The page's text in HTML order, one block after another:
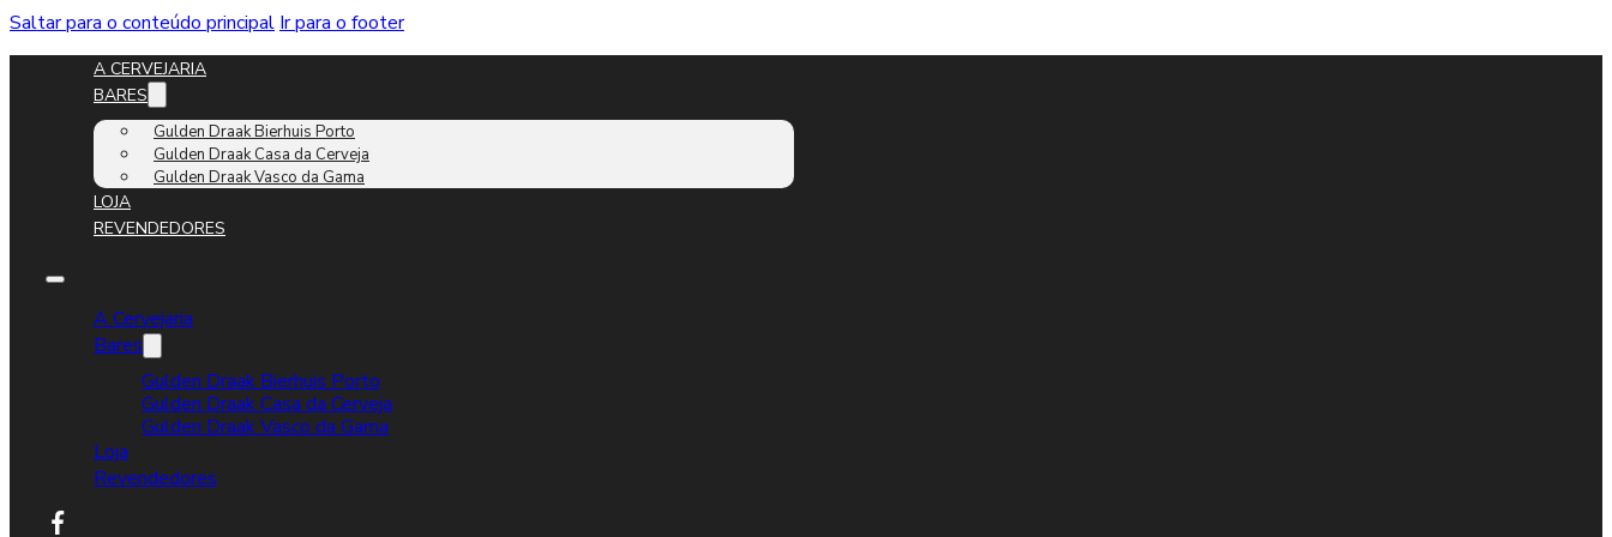
Saltar para o conteúdo principal Ir para o footer
A CERVEJARIA
BARES
Gulden Draak Bierhuis Porto
Gulden Draak Casa da Cerveja
Gulden Draak Vasco da Gama
LOJA
REVENDEDORES
A Cervejaria
Bares
Gulden Draak Bierhuis Porto
Gulden Draak Casa da Cerveja
Gulden Draak Vasco da Gama
Loja
Revendedores